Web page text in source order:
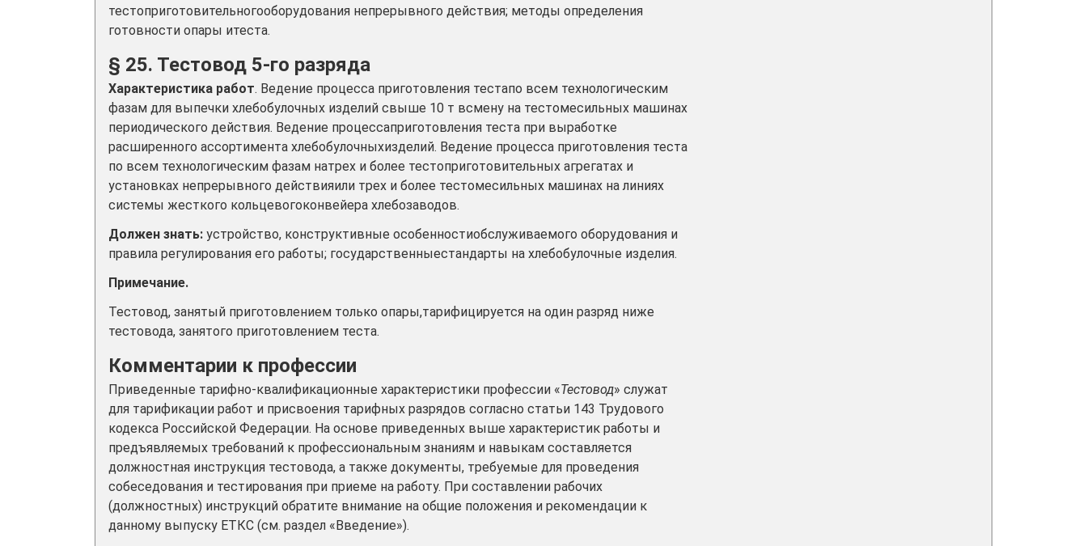
тестоприготовительногооборудования непрерывного действия; методы определения
готовности опары итеста.
§ 25. Тестовод 5-го разряда
Характеристика работ. Ведение процесса приготовления тестапо всем технологическим
фазам для выпечки хлебобулочных изделий свыше 10 т всмену на тестомесильных машинах
периодического действия. Ведение процессаприготовления теста при выработке
расширенного ассортимента хлебобулочныхизделий. Ведение процесса приготовления теста
по всем технологическим фазам натрех и более тестоприготовительных агрегатах и
установках непрерывного действияили трех и более тестомесильных машинах на линиях
системы жесткого кольцевогоконвейера хлебозаводов.
Должен знать: устройство, конструктивные особенностиобслуживаемого оборудования и
правила регулирования его работы; государственныестандарты на хлебобулочные изделия.
Примечание.
Тестовод, занятый приготовлением только опары,тарифицируется на один разряд ниже
тестовода, занятого приготовлением теста.
Комментарии к профессии
Приведенные тарифно-квалификационные характеристики профессии «Тестовод» служат
для тарификации работ и присвоения тарифных разрядов согласно статьи 143 Трудового
кодекса Российской Федерации. На основе приведенных выше характеристик работы и
предъявляемых требований к профессиональным знаниям и навыкам составляется
должностная инструкция тестовода, а также документы, требуемые для проведения
собеседования и тестирования при приеме на работу. При составлении рабочих
(должностных) инструкций обратите внимание на общие положения и рекомендации к
данному выпуску ЕТКС (см. раздел «Введение»).